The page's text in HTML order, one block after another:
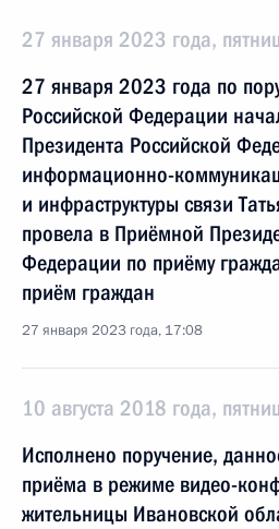
27 января 2023 года,
27 января 2023 года по
Российской Федерации
Президента Российской
информационно-
и инфраструктуры связи
провела в Приёмной
Федерации по приёму
приём граждан
27 января 2023 года, 17:08
10 августа 2018 года,
Исполнено поручение,
приёма в режиме видео-
жительницы Ивановской